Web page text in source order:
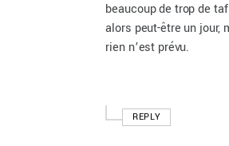
beaucoup de trop de
alors peut-être un jour,
rien n’est prévu.
REPLY